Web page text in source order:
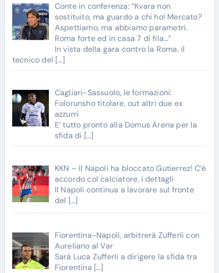
Conte in conferenza: “Kvara non
sostituito, ma guardo a chi ho! Mercato?
Aspettiamo, ma abbiamo parametri.
Roma forte ed in casa 7 di fila…”
In vista della gara contro la Roma, il
tecnico del […]
Cagliari-Sassuolo, le formazioni:
Folorunsho titolare, out altri due ex
azzurri
E’ tutto pronto alla Domus Arena per la
sfida di […]
KKN – Il Napoli ha bloccato Gutierrez! C’è
accordo col calciatore, i dettagli
Il Napoli continua a lavorare sul fronte
del […]
Fiorentina-Napoli, arbitrerà Zufferli con
Aureliano al Var
Sarà Luca Zufferli a dirigere la sfida tra
Fiorentina […]